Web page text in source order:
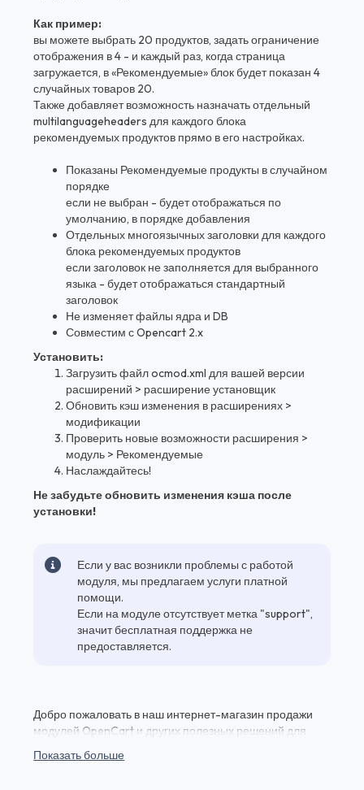
Как пример:
вы можете выбрать 20 продуктов, задать ограничение
отображения в 4 - и каждый раз, когда страница
загружается, в «Рекомендуемые» блок будет показан 4
случайных товаров 20.
Также добавляет возможность назначать отдельный
multilanguageheaders для каждого блока
рекомендуемых продуктов прямо в его настройках.
Показаны Рекомендуемые продукты в случайном
порядке
если не выбран - будет отображаться по
умолчанию, в порядке добавления
Отдельных многоязычных заголовки для каждого
блока рекомендуемых продуктов
если заголовок не заполняется для выбранного
языка - будет отображаться стандартный
заголовок
Не изменяет файлы ядра и DB
Совместим с Opencart 2.x
Установить:
Загрузить файл ocmod.xml для вашей версии
расширений > расширение установщик
Обновить кэш изменения в расширениях >
модификации
Проверить новые возможности расширения >
модуль > Рекомендуемые
Наслаждайтесь!
Не забудьте обновить изменения кэша после
установки!
Если у вас возникли проблемы с работой
модуля, мы предлагаем услуги платной
помощи.
Если на модуле отсутствует метка "support",
значит бесплатная поддержка не
предоставляется.
Добро пожаловать в наш интернет-магазин продажи
модулей OpenCart и других полезных решений для
Плюс Улучшает Стандартный Модуль
Показать больше